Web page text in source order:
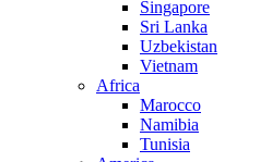
Singapore
Sri Lanka
Uzbekistan
Vietnam
Africa
Marocco
Namibia
Tunisia